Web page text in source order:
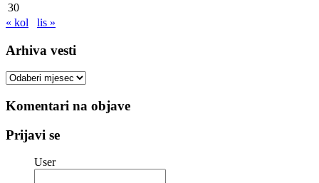
30
« kol
lis »
Arhiva vesti
Arhiva
Komentari na objave
Prijavi se
User